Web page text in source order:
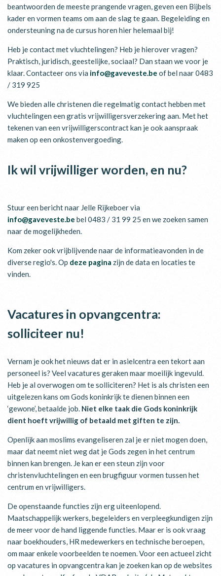
beantwoorden de meeste prangende vragen, geven een Bijbels
kader en vormen teams om aan de slag te gaan. Begeleiding en
ondersteuning na de cursus horen hier helemaal bij!
Heb je contact met vluchtelingen? Heb je hierover vragen?
Praktisch, juridisch, geestelijke, sociaal? Dan staan we voor je
klaar. Contacteer ons via info@gaveveste.be of bel naar 0483
/ 319 925
We bieden alle christenen die regelmatig contact hebben met
vluchtelingen een gratis vrijwilligersverzekering aan. Met het
tekenen van een vrijwilligerscontract kan je ook aanspraak
maken op een onkostenvergoeding.
Ik wil vrijwilliger worden, en nu?
Stuur een bericht naar Jelle Rijkeboer via
info@gaveveste.be bel 0483 / 31 99 25 en we zoeken samen
naar de mogelijkheden.
Kom zeker ook vrijblijvende naar de informatieavonden in de
diverse regio's. Op deze pagina zijn de data en locaties te
vinden.
Vacatures in opvangcentra:
solliciteer nu!
Vernam je ook het nieuws dat er in asielcentra een tekort aan
personeel is? Veel vacatures geraken maar moeilijk ingevuld.
Heb je al overwogen om te solliciteren? Het is als christen een
uitgelezen kans om Gods koninkrijk te dienen binnen een
‘gewone’, betaalde job. Niet elke taak die Gods koninkrijk
dient hoeft vrijwillig of betaald met giften te zijn.
Openlijk aan moslims evangeliseren zal je er niet mogen doen,
maar dat neemt niet weg dat je Gods zegen in het centrum
binnen kan brengen. Je kan er een steun zijn voor
christenvluchtelingen en een brugfiguur vormen tussen het
centrum en vrijwilligers.
De openstaande functies zijn erg uiteenlopend.
Maatschappelijk werkers, begeleiders en verpleegkundigen zijn
de meer voor de hand liggende functies. Maar er is ook vraag
naar boekhouders, HR medewerkers en technische beroepen,
om maar enkele voorbeelden te noemen. Voor een actueel zicht
op vacatures in opvangcentra kan je zoeken kan op de websites